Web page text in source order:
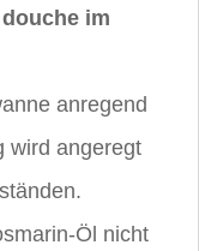
im
anregend
wird angeregt
Öl nicht